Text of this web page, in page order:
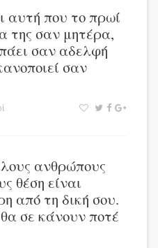
αυτή που το πρωί
της σαν μητέρα,
σαν αδελφή
σαν
ανθρώπους
θέση είναι
από τη δική σου.
σε κάνουν ποτέ